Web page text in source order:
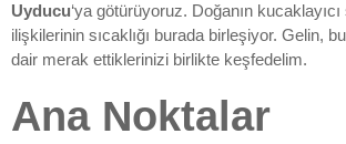
Uyducu‘ya götürüyoruz. Doğanın
ilişkilerinin sıcaklığı burada birleşiyor. Gelin,
dair merak ettiklerinizi birlikte keşfedelim.
Ana Noktalar